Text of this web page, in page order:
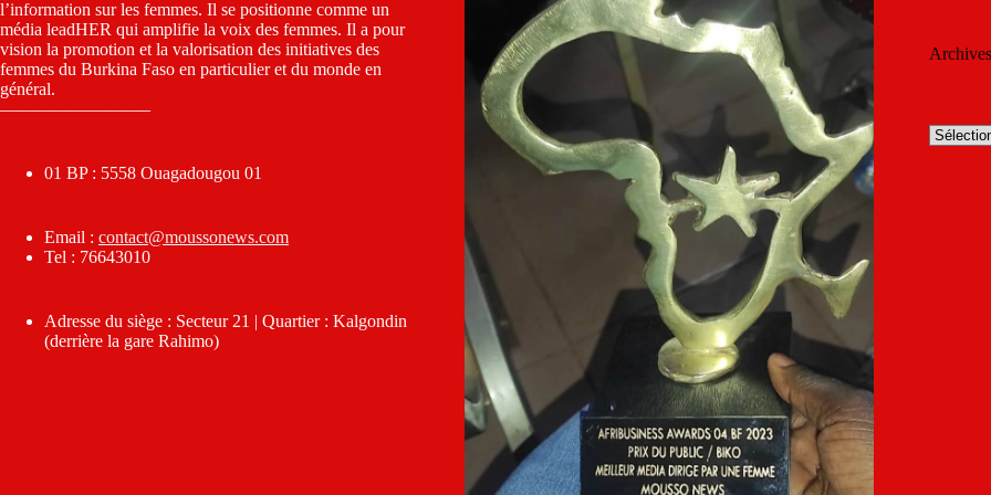
l’information sur les femmes. Il se positionne comme un
média leadHER qui amplifie la voix des femmes. Il a pour
vision la promotion et la valorisation des initiatives des
femmes du Burkina Faso en particulier et du monde en
général.
————————–
01 BP : 5558 Ouagadougou 01
Email : contact@moussonews.com
Tel : 76643010
Adresse du siège : Secteur 21 | Quartier : Kalgondin
(derrière la gare Rahimo)
Archives
Archives